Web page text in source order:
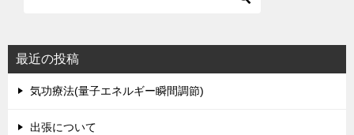
最近の投稿
気功療法(量子エネルギー瞬間調節)
出張について